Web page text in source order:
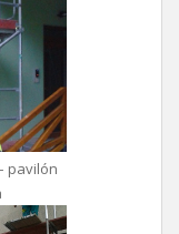
pavilón